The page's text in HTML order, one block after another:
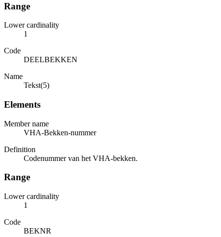
Range
Lower cardinality
1
Code
DEELBEKKEN
Name
Tekst(5)
Elements
Member name
VHA-Bekken-nummer
Definition
Codenummer van het VHA-bekken.
Range
Lower cardinality
1
Code
BEKNR